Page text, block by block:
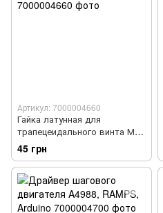
Артикул: 7000004660
Гайка латунная для
трапецеидального винта М8
3D-принтера
45 грн